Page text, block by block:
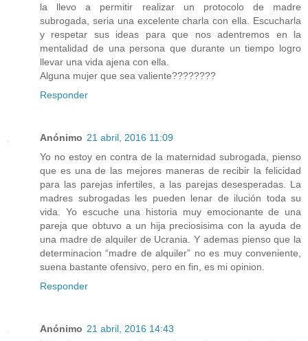
la llevo a permitir realizar un protocolo de madre
subrogada, seria una excelente charla con ella. Escucharla
y respetar sus ideas para que nos adentremos en la
mentalidad de una persona que durante un tiempo logro
llevar una vida ajena con ella.
Alguna mujer que sea valiente????????
Responder
Anónimo 21 abril, 2016 11:09
Yo no estoy en contra de la maternidad subrogada, pienso
que es una de las mejores maneras de recibir la felicidad
para las parejas infertiles, a las parejas desesperadas. La
madres subrogadas les pueden lenar de ilución toda su
vida. Yo escuche una historia muy emocionante de una
pareja que obtuvo a un hija preciosisima con la ayuda de
una madre de alquiler de Ucrania. Y ademas pienso que la
determinacion “madre de alquiler” no es muy conveniente,
suena bastante ofensivo, pero en fin, es mi opinion.
Responder
Anónimo 21 abril, 2016 14:43